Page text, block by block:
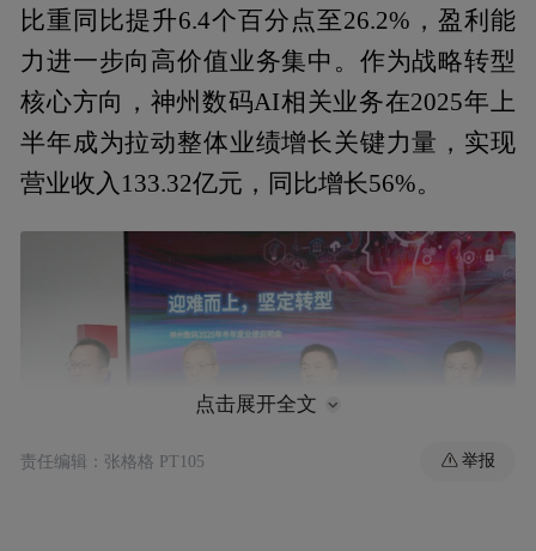
比重同比提升6.4个百分点至26.2%，盈利能
力进一步向高价值业务集中。作为战略转型
核心方向，神州数码AI相关业务在2025年上
半年成为拉动整体业绩增长关键力量，实现
营业收入133.32亿元，同比增长56%。
点击展开全文
责任编辑：张格格 PT105 举报